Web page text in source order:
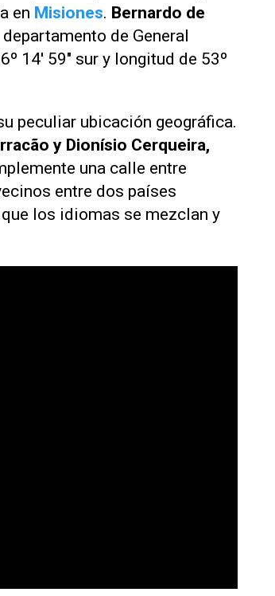
en Misiones. Bernardo de
de General
14' 59" sur y longitud de 53º
peculiar ubicación geográfica.
y Dionísio Cerqueira,
una calle entre
entre dos países
los idiomas se mezclan y